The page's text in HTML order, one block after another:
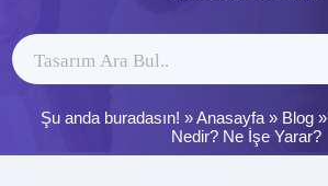
Şu anda buradasın! »Anasayfa » Blog »
Nedir? Ne İşe Yarar?